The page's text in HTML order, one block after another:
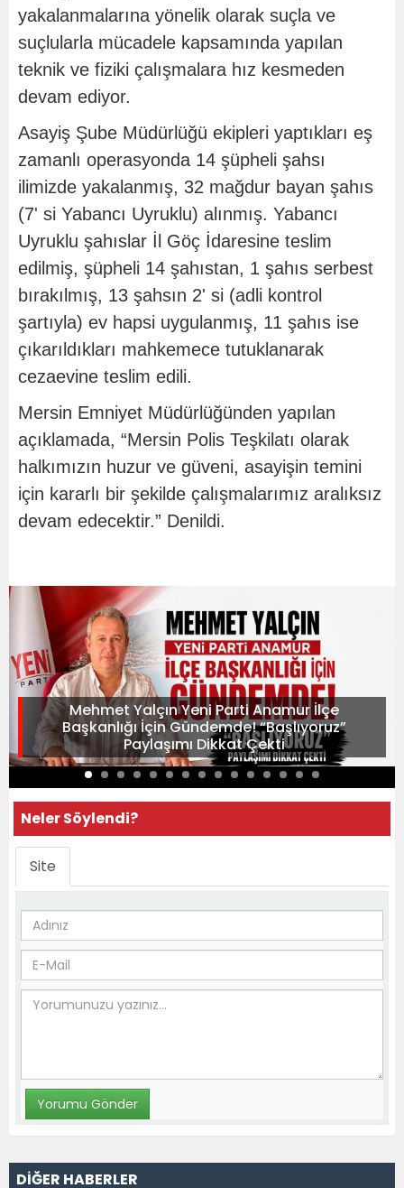
yakalanmalarına yönelik olarak suçla ve
suçlularla mücadele kapsamında yapılan
teknik ve fiziki çalışmalara hız kesmeden
devam ediyor.
Asayiş Şube Müdürlüğü ekipleri yaptıkları eş
zamanlı operasyonda 14 şüpheli şahsı
ilimizde yakalanmış, 32 mağdur bayan şahıs
(7' si Yabancı Uyruklu) alınmış. Yabancı
Uyruklu şahıslar İl Göç İdaresine teslim
edilmiş, şüpheli 14 şahıstan, 1 şahıs serbest
bırakılmış, 13 şahsın 2' si (adli kontrol
şartıyla) ev hapsi uygulanmış, 11 şahıs ise
çıkarıldıkları mahkemece tutuklanarak
cezaevine teslim edili.
Mersin Emniyet Müdürlüğünden yapılan
açıklamada, “Mersin Polis Teşkilatı olarak
halkımızın huzur ve güveni, asayişin temini
için kararlı bir şekilde çalışmalarımız aralıksız
devam edecektir.” Denildi.
Mehmet Yalçın Yeni Parti Anamur İlçe
Başkanlığı İçin Gündemde! “Başlıyoruz”
Paylaşımı Dikkat Çekti
Neler Söylendi?
Site
DİĞER HABERLER